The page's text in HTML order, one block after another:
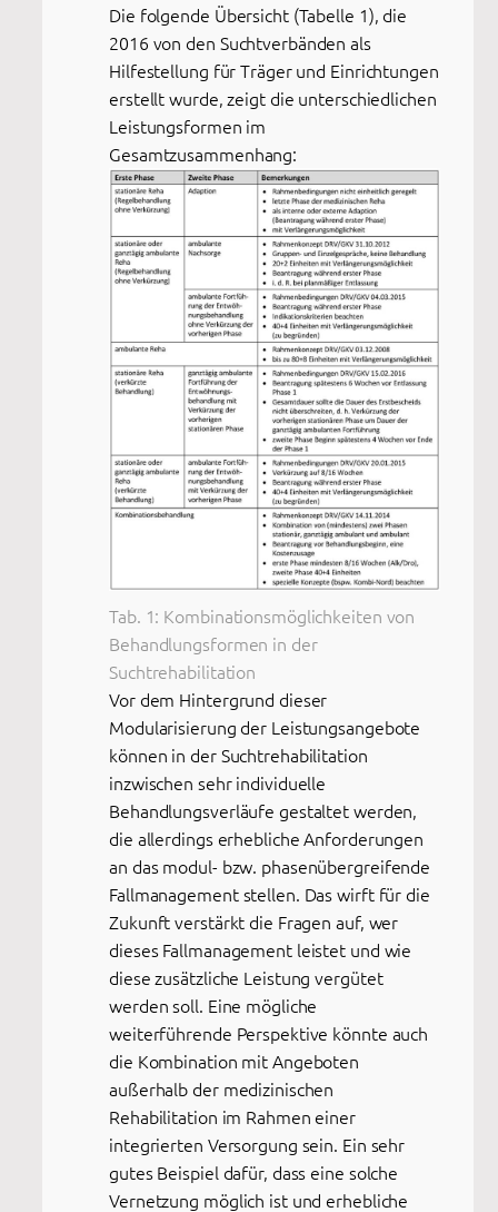
Die folgende Übersicht (Tabelle 1), die
2016 von den Suchtverbänden als
Hilfestellung für Träger und Einrichtungen
erstellt wurde, zeigt die unterschiedlichen
Leistungsformen im
Gesamtzusammenhang:
Tab. 1: Kombinationsmöglichkeiten von
Behandlungsformen in der
Suchtrehabilitation
Vor dem Hintergrund dieser
Modularisierung der Leistungsangebote
können in der Suchtrehabilitation
inzwischen sehr individuelle
Behandlungsverläufe gestaltet werden,
die allerdings erhebliche Anforderungen
an das modul- bzw. phasenübergreifende
Fallmanagement stellen. Das wirft für die
Zukunft verstärkt die Fragen auf, wer
dieses Fallmanagement leistet und wie
diese zusätzliche Leistung vergütet
werden soll. Eine mögliche
weiterführende Perspektive könnte auch
die Kombination mit Angeboten
außerhalb der medizinischen
Rehabilitation im Rahmen einer
integrierten Versorgung sein. Ein sehr
gutes Beispiel dafür, dass eine solche
Vernetzung möglich ist und erhebliche